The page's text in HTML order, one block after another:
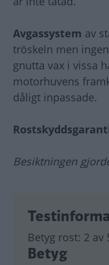
Avgassystem av
tröskeln men
gnutta vax i vissa
motorhuvens
dåligt inpassade.
Besiktningen
Betyg rost: 2 av
Betyg